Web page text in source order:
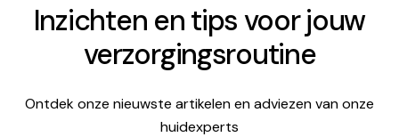
Inzichten en tips voor jouw
verzorgingsroutine
Ontdek onze nieuwste artikelen en adviezen van onze
huidexperts